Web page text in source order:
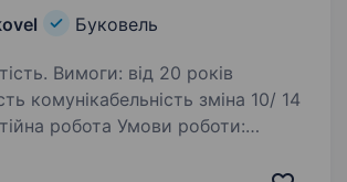
Буковель
20 років
10/ 14
Умови роботи: